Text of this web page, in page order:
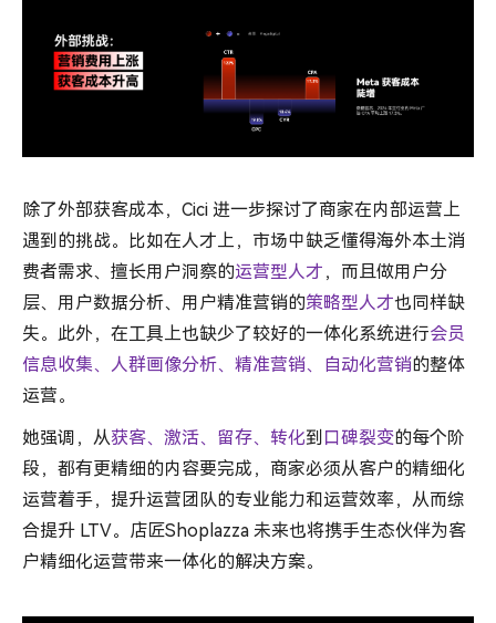
除了外部获客成本，Cici 进一步探讨了商家在内部运营上
遇到的挑战。比如在人才上，市场中缺乏懂得海外本土消
费者需求、擅长用户洞察的运营型人才 ，而且做用户分
层、用户数据分析、用户精准营销的策略型人才也同样缺
失。此外，在工具上也缺少了较好的一体化系统进行会员
信息收集、人群画像分析、精准营销、自动化营销的整体
运营。
她强调，从获客、激活、留存、转化到 口碑裂变的每个阶
段，都有更精细的内容要完成，商家必须从客户的精细化
运营着手，提升运营团队的专业能力和运营效率，从而综
合提升 LTV。店匠Shoplazza 未来也将携手生态伙伴为客
户精细化运营带来一体化的解决方案。